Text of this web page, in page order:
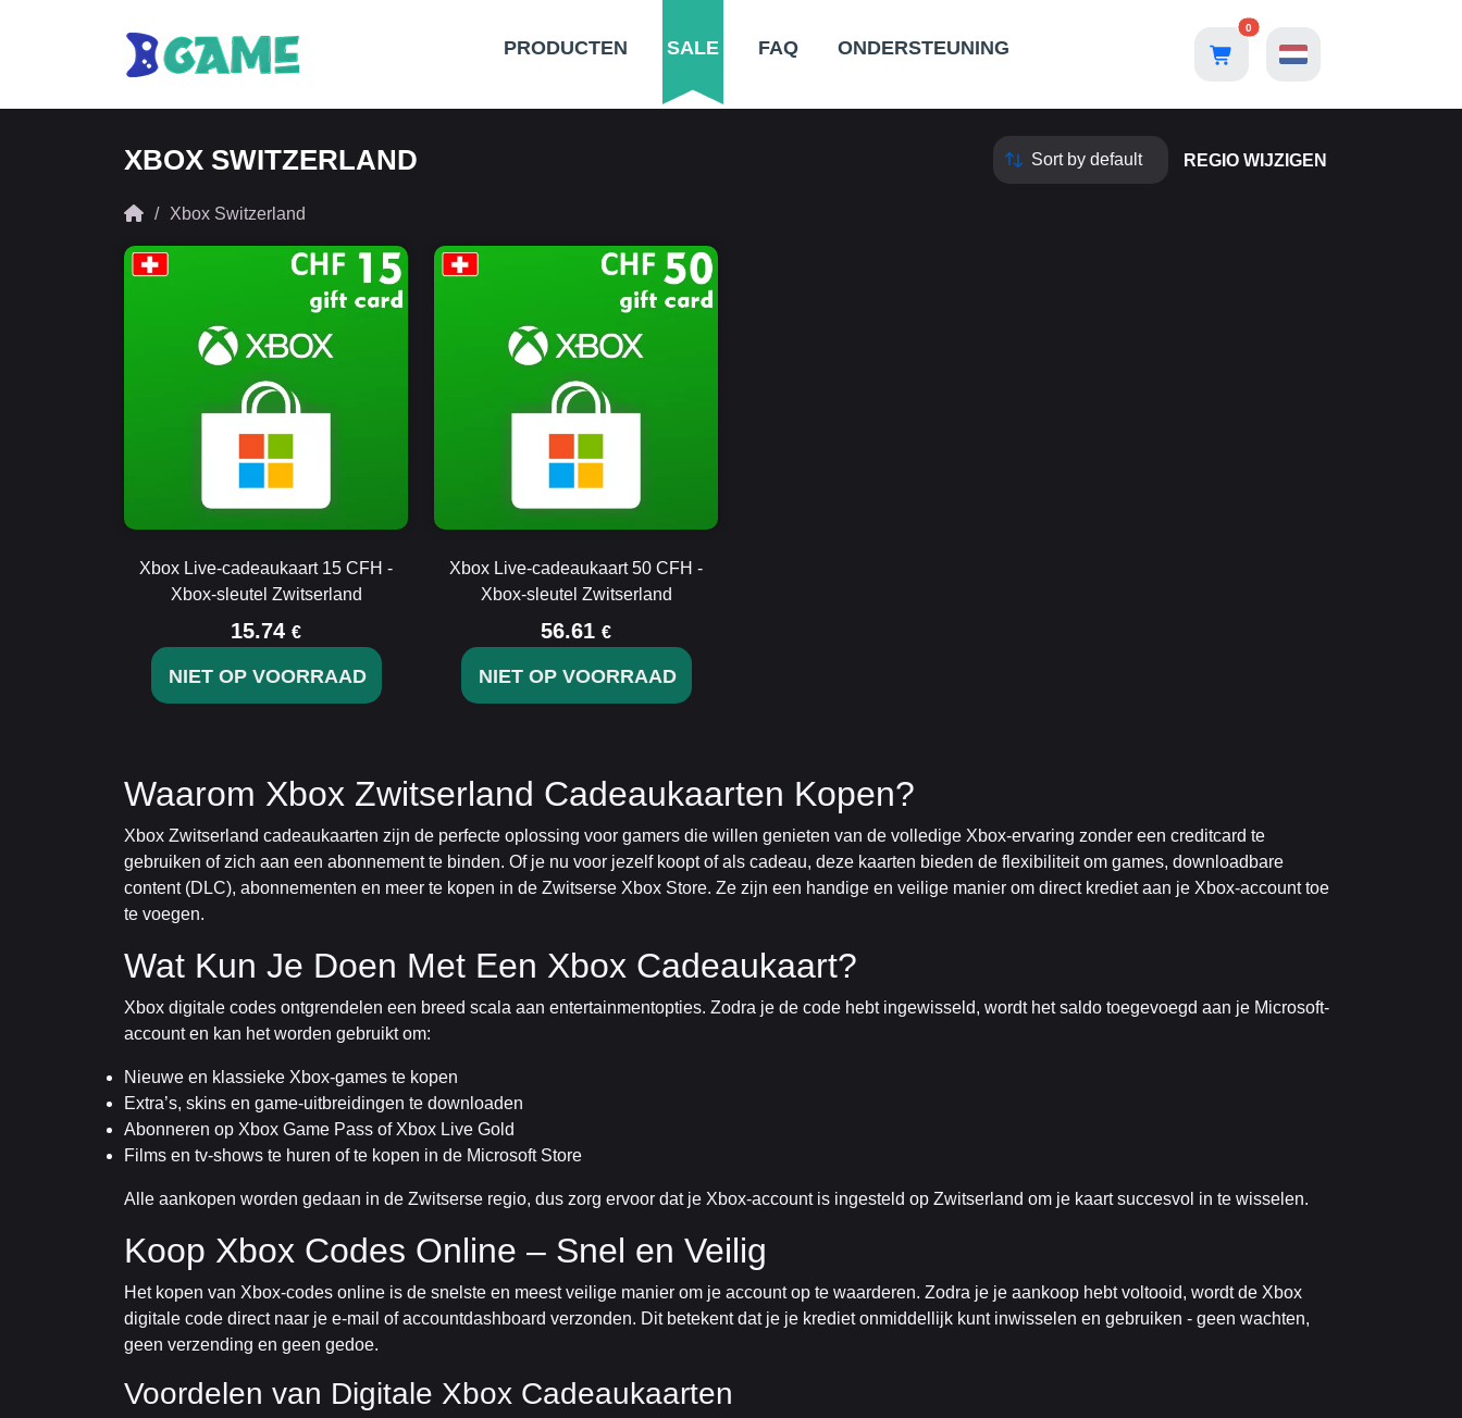
PRODUCTEN SALE FAQ ONDERSTEUNING
0
XBOX SWITZERLAND REGIO WIJZIGEN
Xbox Switzerland
Xbox Live-cadeaukaart 15 CFH -
Xbox-sleutel Zwitserland
15.74 €
NIET OP VOORRAAD
Xbox Live-cadeaukaart 50 CFH -
Xbox-sleutel Zwitserland
56.61 €
NIET OP VOORRAAD
Waarom Xbox Zwitserland Cadeaukaarten Kopen?
Xbox Zwitserland cadeaukaarten zijn de perfecte oplossing voor gamers die willen genieten van de volledige Xbox-ervaring zonder een creditcard te
gebruiken of zich aan een abonnement te binden. Of je nu voor jezelf koopt of als cadeau, deze kaarten bieden de flexibiliteit om games, downloadbare
content (DLC), abonnementen en meer te kopen in de Zwitserse Xbox Store. Ze zijn een handige en veilige manier om direct krediet aan je Xbox-account toe
te voegen.
Wat Kun Je Doen Met Een Xbox Cadeaukaart?
Xbox digitale codes ontgrendelen een breed scala aan entertainmentopties. Zodra je de code hebt ingewisseld, wordt het saldo toegevoegd aan je Microsoft-
account en kan het worden gebruikt om:
Nieuwe en klassieke Xbox-games te kopen
Extra’s, skins en game-uitbreidingen te downloaden
Abonneren op Xbox Game Pass of Xbox Live Gold
Films en tv-shows te huren of te kopen in de Microsoft Store
Alle aankopen worden gedaan in de Zwitserse regio, dus zorg ervoor dat je Xbox-account is ingesteld op Zwitserland om je kaart succesvol in te wisselen.
Koop Xbox Codes Online – Snel en Veilig
Het kopen van Xbox-codes online is de snelste en meest veilige manier om je account op te waarderen. Zodra je je aankoop hebt voltooid, wordt de Xbox
digitale code direct naar je e-mail of accountdashboard verzonden. Dit betekent dat je je krediet onmiddellijk kunt inwisselen en gebruiken - geen wachten,
geen verzending en geen gedoe.
Voordelen van Digitale Xbox Cadeaukaarten